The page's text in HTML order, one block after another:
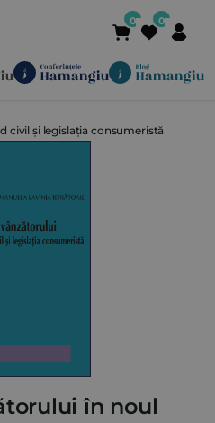
021 336 01 25
civil și legislația consumeristă
în noul